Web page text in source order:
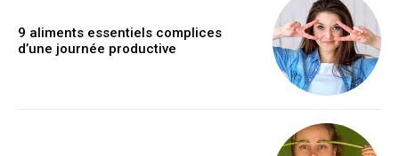
9 aliments essentiels complices
d’une journée productive